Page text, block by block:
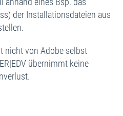
der Installationsdateien aus
nicht von Adobe selbst
übernimmt keine